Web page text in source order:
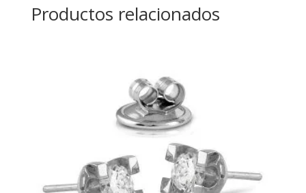
Productos relacionados